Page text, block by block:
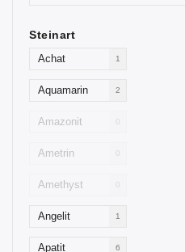
Steinart
Achat 1
Aquamarin 2
Amazonit 0
Ametrin 0
Amethyst 0
Angelit 1
Apatit 6